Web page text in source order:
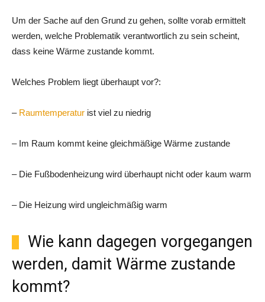
Um der Sache auf den Grund zu gehen, sollte vorab ermittelt
werden, welche Problematik verantwortlich zu sein scheint,
dass keine Wärme zustande kommt.
Welches Problem liegt überhaupt vor?:
– Raumtemperatur ist viel zu niedrig
– Im Raum kommt keine gleichmäßige Wärme zustande
– Die Fußbodenheizung wird überhaupt nicht oder kaum warm
– Die Heizung wird ungleichmäßig warm
Wie kann dagegen vorgegangen
werden, damit Wärme zustande
kommt?